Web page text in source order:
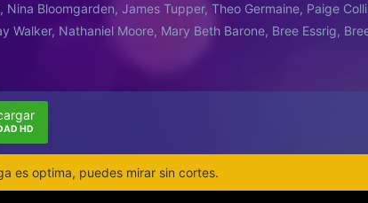
Nina Bloomgarden, James Tupper, Theo Germaine, Paige
Walker, Nathaniel Moore, Mary Beth Barone, Bree Essrig,
HD
es optima, puedes mirar sin cortes.